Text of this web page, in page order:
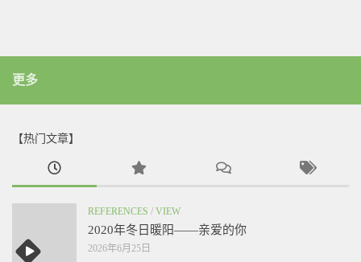
更多
【热门文章】
REFERENCES / VIEW
2020年冬日暖阳——亲爱的你
2026年6月25日